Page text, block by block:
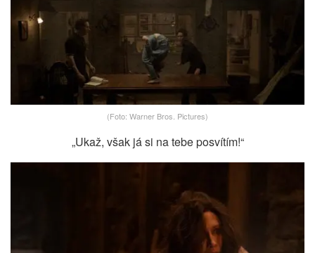
(Foto: Warner Bros. Pictures)
„Ukaž, však já si na tebe posvítím!“